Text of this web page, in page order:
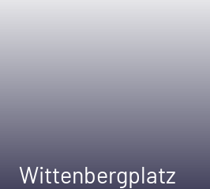
Wittenbergplatz